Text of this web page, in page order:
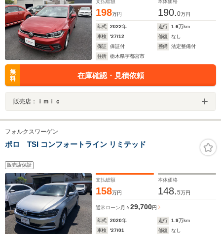
支払総額
198万円
本体価格
190.0万円
年式 2022年 走行 1.6万km
車検
'27/12 修復
なし
保証
保証付 整備
法定整備付
住所
栃木県宇都宮市
無
料
在庫確認・見積依頼
販売店： ｉｍｉｃ
フォルクスワーゲン
ポロ TSI コンフォートライン リミテッド
販売店保証
支払総額
158万円
本体価格
148.5万円
通常ローン 月々29,700円
年式 2020年 走行 1.9万km
車検
'27/01 修復
なし